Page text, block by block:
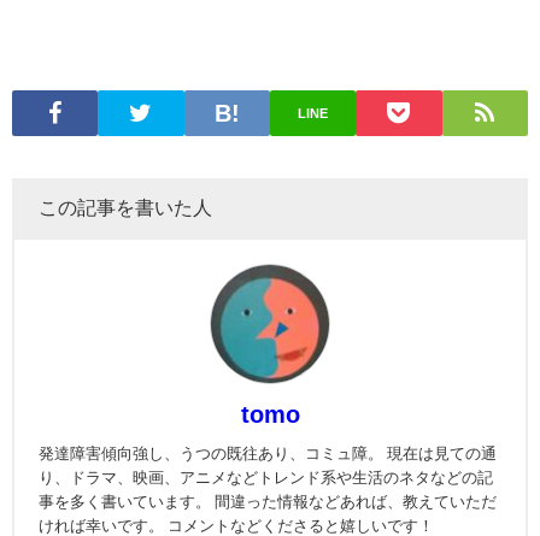
LINE
この記事を書いた人
tomo
発達障害傾向強し、うつの既往あり、コミュ障。 現在は見ての通
り、ドラマ、映画、アニメなどトレンド系や生活のネタなどの記
事を多く書いています。 間違った情報などあれば、教えていただ
ければ幸いです。 コメントなどくださると嬉しいです！